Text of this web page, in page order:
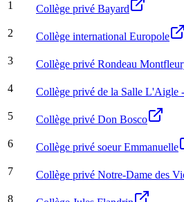
1
Collège privé Bayard
2 Collège international Europole
3 Collège privé Rondeau
4 Collège privé de la Salle L'Aigle
5 Collège privé Don Bosco
6 Collège privé soeur Emmanuelle
7 Collège privé Notre-Dame des
8